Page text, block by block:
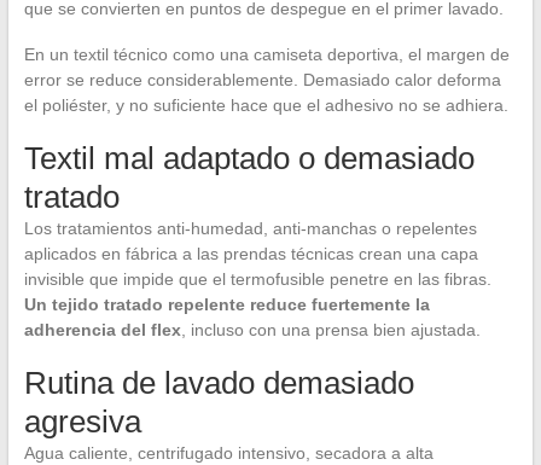
que se convierten en puntos de despegue en el primer lavado.
En un textil técnico como una camiseta deportiva, el margen de
error se reduce considerablemente. Demasiado calor deforma
el poliéster, y no suficiente hace que el adhesivo no se adhiera.
Textil mal adaptado o demasiado
tratado
Los tratamientos anti-humedad, anti-manchas o repelentes
aplicados en fábrica a las prendas técnicas crean una capa
invisible que impide que el termofusible penetre en las fibras.
Un tejido tratado repelente reduce fuertemente la
adherencia del flex, incluso con una prensa bien ajustada.
Rutina de lavado demasiado
agresiva
Agua caliente, centrifugado intensivo, secadora a alta